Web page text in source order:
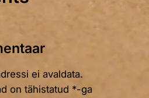
ei avaldata.
on tähistatud *-ga